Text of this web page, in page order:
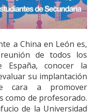
a China en León es,
de todos los
España, conocer la
su implantación
cara a promover
como de profesorado.
de la Universidad